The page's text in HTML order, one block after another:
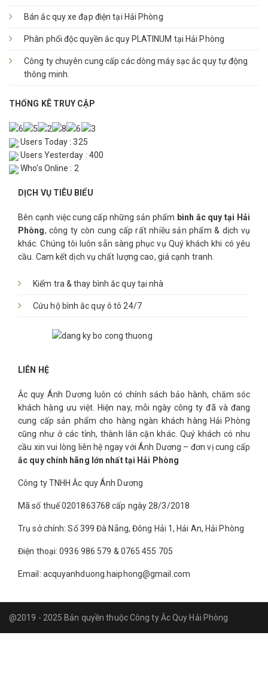
Bán ắc quy xe đạp điện tại Hải Phòng
Phân phối độc quyền ắc quy PLATINUM tại Hải Phòng
Công ty chuyên cung cấp các dòng máy sạc ắc quy tự động
thông minh.
THỐNG KÊ TRUY CẬP
Users Today : 325
Users Yesterday : 400
Who's Online : 2
DỊCH VỤ TIÊU BIỂU
Bên cạnh việc cung cấp những sản phẩm bình ắc quy tại Hải
Phòng, công ty còn cung cấp rất nhiều sản phẩm & dịch vụ
khác. Chúng tôi luôn sẵn sàng phục vụ Quý khách khi có yêu
cầu. Cam kết dịch vụ chất lượng cao, giá cạnh tranh.
Kiểm tra & thay bình ắc quy tại nhà
Cứu hộ bình ắc quy ô tô 24/7
LIÊN HỆ
Ắc quy Ánh Dương luôn có chính sách bảo hành, chăm sóc
khách hàng ưu việt. Hiện nay, mỗi ngày công ty đã và đang
cung cấp sản phẩm cho hàng ngàn khách hàng Hải Phòng
cũng như ở các tỉnh, thành lân cận khác. Quý khách có nhu
cầu xin vui lòng liên hệ ngay với Ánh Dương – đơn vị cung cấp
ắc quy chính hãng lớn nhất tại Hải Phòng
Công ty TNHH Ắc quy Ánh Dương
Mã số thuế 0201863768 cấp ngày 28/3/2018
Trụ sở chính: Số 399 Đà Nẵng, Đông Hải 1, Hải An, Hải Phòng
Điện thoại: 0936 986 579 & 0765 455 705
Email: acquyanhduong.haiphong@gmail.com
@2019 - 2025 Bản quyền thuộc Công ty Ắc Quy Hải Phòng